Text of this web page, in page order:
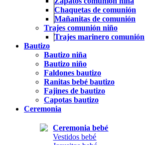
Chaquetas de comunión
Mañanitas de comunión
Trajes comunión niño
Trajes marinero comunión
Bautizo
Bautizo niña
Bautizo niño
Faldones bautizo
Ranitas bebé bautizo
Fajines de bautizo
Capotas bautizo
Ceremonia
Ceremonia bebé
Vestidos bebé